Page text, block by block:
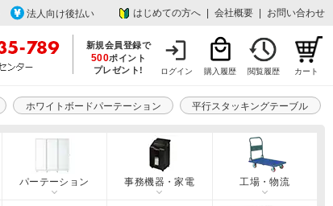
法人向け後払い はじめての方へ 会社概要 お問い合わせ
新規会員登録で
500ポイント
プレゼント!
ログイン 購入履歴 閲覧履歴 カート
ホワイトボードパーテーション 平行スタッキングテーブル
パーテーション 事務機器・家電 工場・物流